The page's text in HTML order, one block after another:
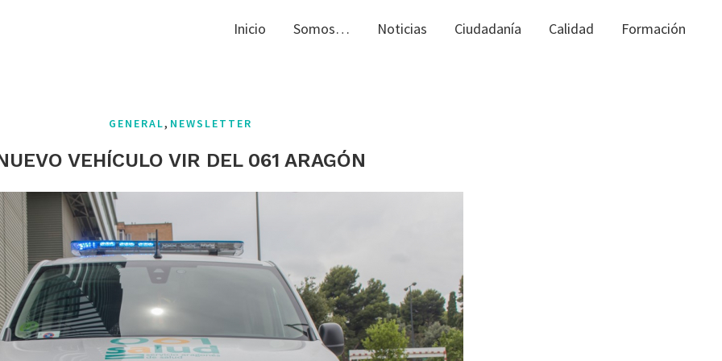
Inicio Somos… Noticias Ciudadanía Calidad Formación
GENERAL, NEWSLETTER
VEHÍCULO VIR DEL 061 ARAGÓN